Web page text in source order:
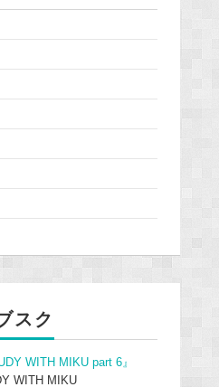
スク
WITH MIKU part 6』
WITH MIKU